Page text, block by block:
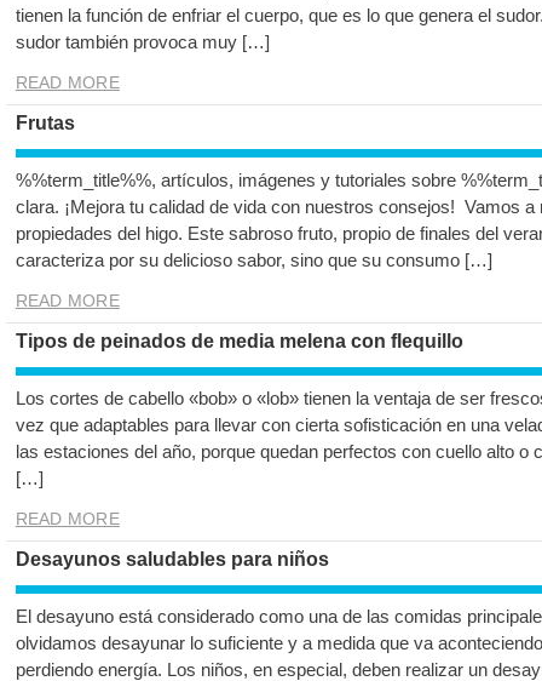
tienen la función de enfriar el cuerpo, que es lo que genera el
sudor también provoca muy […]
READ MORE
Frutas
%%term_title%%, artículos, imágenes y tutoriales sobre
clara. ¡Mejora tu calidad de vida con nuestros consejos! Vamos
propiedades del higo. Este sabroso fruto, propio de finales del
caracteriza por su delicioso sabor, sino que su consumo […]
READ MORE
Tipos de peinados de media melena con flequillo
Los cortes de cabello «bob» o «lob» tienen la ventaja de ser
vez que adaptables para llevar con cierta sofisticación en una
las estaciones del año, porque quedan perfectos con cuello alto o
[…]
READ MORE
Desayunos saludables para niños
El desayuno está considerado como una de las comidas
olvidamos desayunar lo suficiente y a medida que va
perdiendo energía. Los niños, en especial, deben realizar un